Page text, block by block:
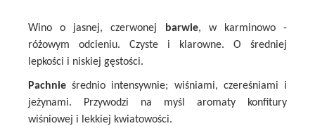
Wino o jasnej, czerwonej barwie, w karminowo -
różowym odcieniu. Czyste i klarowne. O średniej
lepkości i niskiej gęstości.
Pachnieśrednio intensywnie; wiśniami, czereśniami i
jeżynami. Przywodzi na myśl aromaty konfitury
wiśniowej i lekkiej kwiatowości.